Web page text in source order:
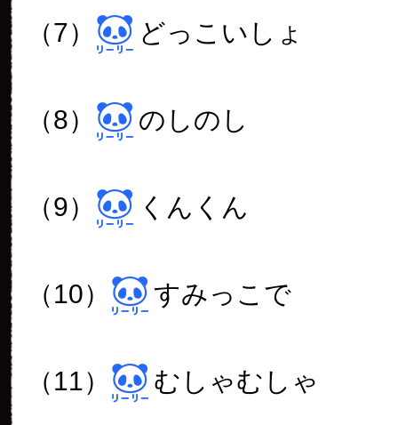
（7） どっこいしょ
（8） のしのし
（9） くんくん
（10） すみっこで
（11） むしゃむしゃ